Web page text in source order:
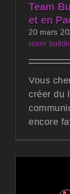
Team
et en
20 mars
team
Vous
créer du
encore